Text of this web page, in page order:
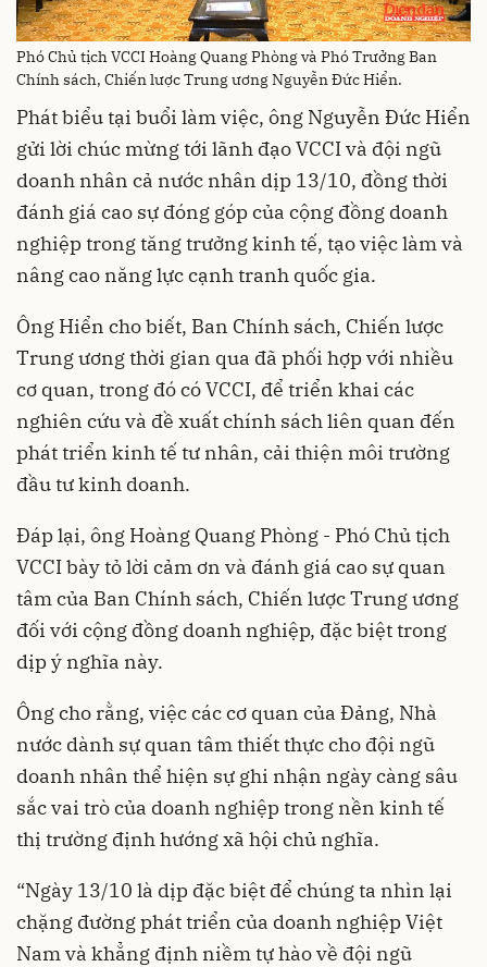
Phó Chủ tịch VCCI Hoàng Quang Phòng và Phó Trưởng Ban
Chính sách, Chiến lược Trung ương Nguyễn Đức Hiển.
Phát biểu tại buổi làm việc, ông Nguyễn Đức Hiển
gửi lời chúc mừng tới lãnh đạo VCCI và đội ngũ
doanh nhân cả nước nhân dịp 13/10, đồng thời
đánh giá cao sự đóng góp của cộng đồng doanh
nghiệp trong tăng trưởng kinh tế, tạo việc làm và
nâng cao năng lực cạnh tranh quốc gia.
Ông Hiển cho biết, Ban Chính sách, Chiến lược
Trung ương thời gian qua đã phối hợp với nhiều
cơ quan, trong đó có VCCI, để triển khai các
nghiên cứu và đề xuất chính sách liên quan đến
phát triển kinh tế tư nhân, cải thiện môi trường
đầu tư kinh doanh.
Đáp lại, ông Hoàng Quang Phòng - Phó Chủ tịch
VCCI bày tỏ lời cảm ơn và đánh giá cao sự quan
tâm của Ban Chính sách, Chiến lược Trung ương
đối với cộng đồng doanh nghiệp, đặc biệt trong
dịp ý nghĩa này.
Ông cho rằng, việc các cơ quan của Đảng, Nhà
nước dành sự quan tâm thiết thực cho đội ngũ
doanh nhân thể hiện sự ghi nhận ngày càng sâu
sắc vai trò của doanh nghiệp trong nền kinh tế
thị trường định hướng xã hội chủ nghĩa.
“Ngày 13/10 là dịp đặc biệt để chúng ta nhìn lại
chặng đường phát triển của doanh nghiệp Việt
Nam và khẳng định niềm tự hào về đội ngũ